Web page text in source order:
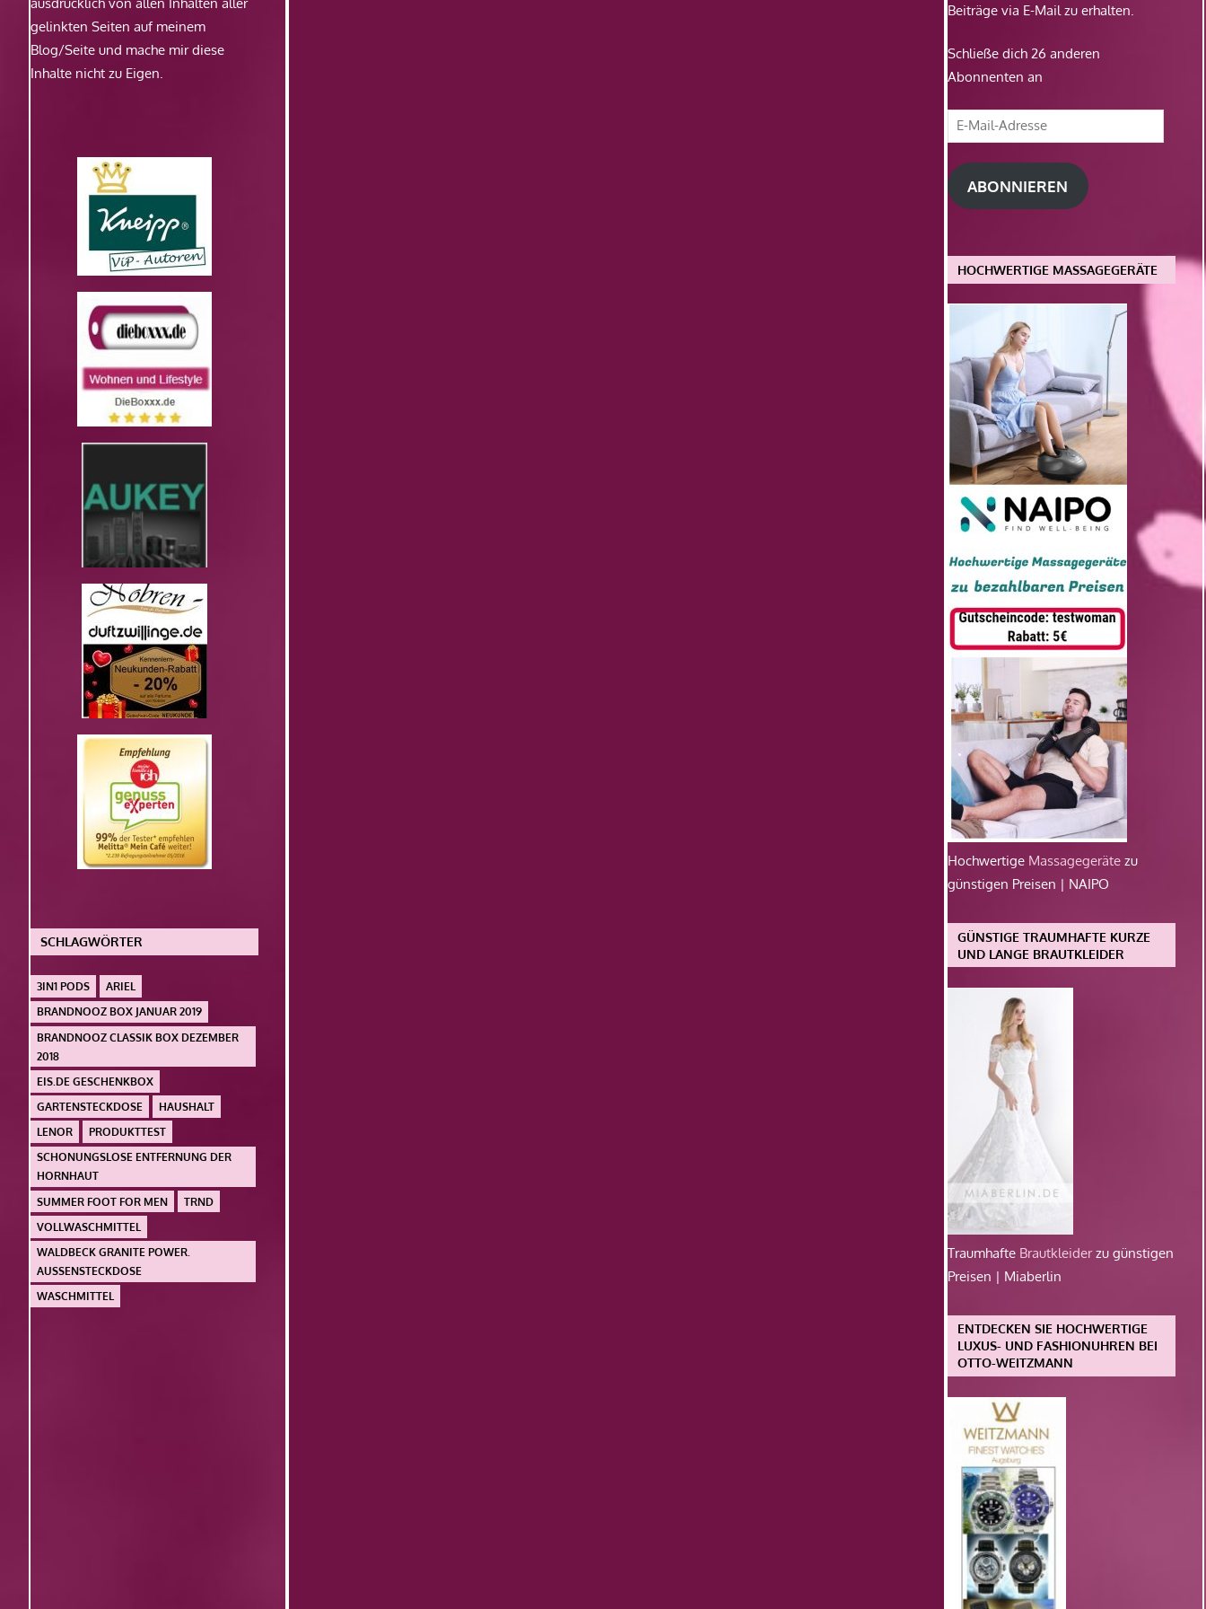
gelinkten Seiten auf meinem
Blog/Seite und mache mir diese
Inhalte nicht zu Eigen.
SCHLAGWÖRTER
3IN1 PODS
ARIEL
BRANDNOOZ BOX JANUAR 2019
BRANDNOOZ CLASSIK BOX DEZEMBER
2018
EIS.DE GESCHENKBOX
GARTENSTECKDOSE
HAUSHALT
LENOR
PRODUKTTEST
SCHONUNGSLOSE ENTFERNUNG DER
HORNHAUT
SUMMER FOOT FOR MEN
TRND
VOLLWASCHMITTEL
WALDBECK GRANITE POWER.
AUSSENSTECKDOSE
WASCHMITTEL
Beiträge via E-Mail zu erhalten.
Schließe dich 26 anderen
Abonnenten an
E-
Mail-
Adresse
ABONNIEREN
HOCHWERTIGE MASSAGEGERÄTE
Hochwertige Massagegeräte zu
günstigen Preisen | NAIPO
GÜNSTIGE TRAUMHAFTE KURZE
UND LANGE BRAUTKLEIDER
Traumhafte Brautkleiderzu günstigen
Preisen | Miaberlin
ENTDECKEN SIE HOCHWERTIGE
LUXUS- UND FASHIONUHREN BEI
OTTO-WEITZMANN